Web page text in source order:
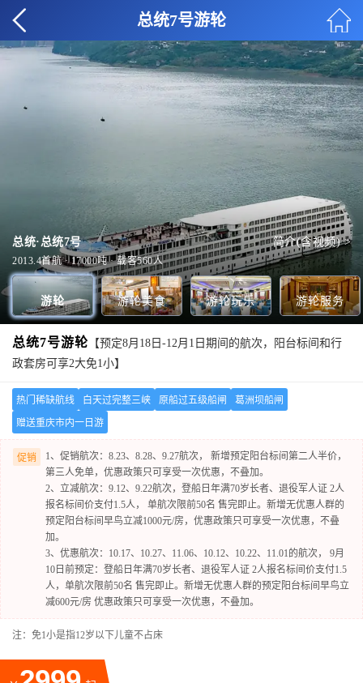
总统7号游轮
总统·总统7号 简介(含视频) >
2013.4首航 · 17000吨 · 载客560人
VIP餐厅 全部美食 >
多功能厅 全部玩乐 >
会议室 全部服务 >
底舱 全部甲板 >
游轮 游轮美食 游轮玩乐 游轮服务
总统7号游轮 【预定8月18日-12月1日期间的航次，阳台标间和行
政套房可享2大免1小】
热门稀缺航线 白天过完整三峡 原船过五级船闸
葛洲坝船闸
赠送重庆市内一日游
促销
1、促销航次：8.23、8.28、9.27航次， 新增预定阳台标间第二人半价，
第三人免单，优惠政策只可享受一次优惠，不叠加。
2、立减航次：9.12、9.22航次，登船日年满70岁长者、退役军人证 2人
报名标间价支付1.5人， 单航次限前50名 售完即止。新增无优惠人群的
预定阳台标间早鸟立减1000元/房，优惠政策只可享受一次优惠，不叠
加。
3、优惠航次：10.17、10.27、11.06、10.12、10.22、11.01的航次， 9月
10日前预定：登船日年满70岁长者、退役军人证 2人报名标间价支付1.5
人，单航次限前50名 售完即止。新增无优惠人群的预定阳台标间早鸟立
减600元/房 优惠政策只可享受一次优惠，不叠加。
注：免1小是指12岁以下儿童不占床